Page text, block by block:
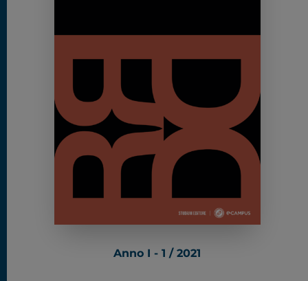
Anno I - 1 / 2021